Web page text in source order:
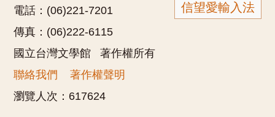
信望愛輸入法
電話：(06)221-7201
傳真：(06)222-6115
國立台灣文學館 著作權所有
聯絡我們
著作權聲明
瀏覽人次： 617624